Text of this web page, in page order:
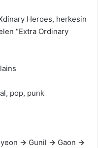
Heroes, herkesin
“Extra Ordinary
pop, punk
→ Gunil → Gaon →